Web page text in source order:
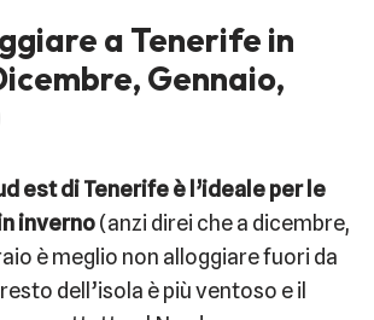
a Tenerife in
Gennaio,
est di Tenerife è l’ideale per le
inverno(anzi direi che a dicembre,
è meglio non alloggiare fuori da
dell’isola è più ventoso e il